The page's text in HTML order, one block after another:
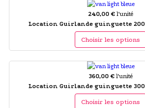
240,00 € l'unité
Location Guirlande guinguette 200
Choisir les options
360,00 € l'unité
Location Guirlande guinguette 300
Choisir les options